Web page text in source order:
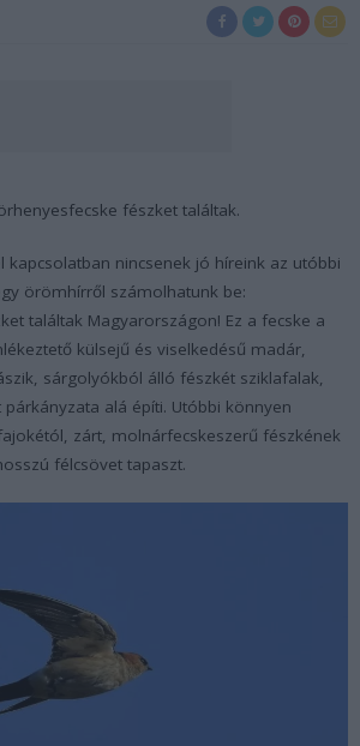
fészket találtak.
kapcsolatban nincsenek jó híreink az utóbbi
örömhírről számolhatunk be:
találtak Magyarországon! Ez a fecske a
külsejű és viselkedésű madár,
sárgolyókból álló fészkét sziklafalak,
alá építi. Utóbbi könnyen
zárt, molnárfecskeszerű fészkének
félcsövet tapaszt.